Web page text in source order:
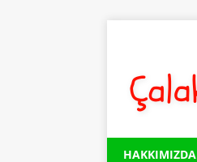
HAKKIMIZDA